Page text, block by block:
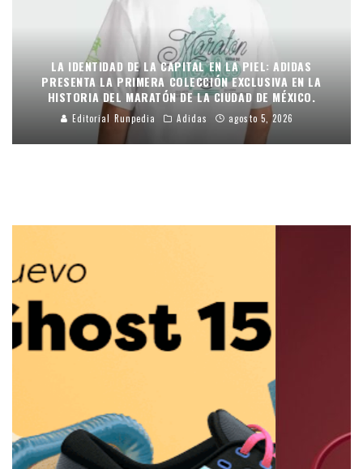
LA IDENTIDAD DE LA CAPITAL EN LA PIEL: ADIDAS
PRESENTA LA PRIMERA COLECCIÓN EXCLUSIVA EN LA
HISTORIA DEL MARATÓN DE LA CIUDAD DE MÉXICO.
Editorial Runpedia Adidas agosto 5, 2026